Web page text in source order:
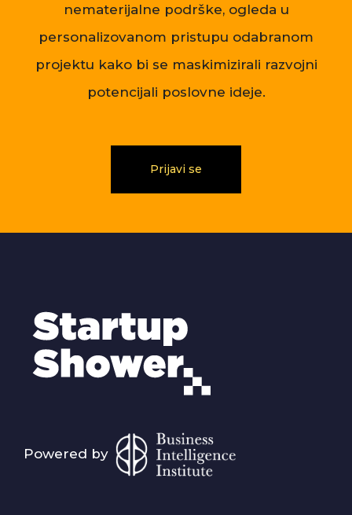
nematerijalne podrške, ogleda u
personalizovanom pristupu odabranom
projektu kako bi se maskimizirali razvojni
potencijali poslovne ideje.
Prijavi se
Powered by